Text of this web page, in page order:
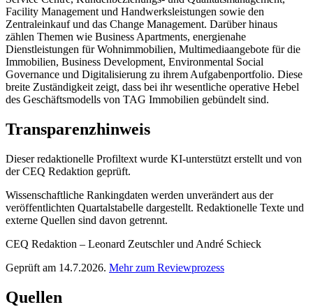
Facility Management und Handwerksleistungen sowie den
Zentraleinkauf und das Change Management. Darüber hinaus
zählen Themen wie Business Apartments, energienahe
Dienstleistungen für Wohnimmobilien, Multimediaangebote für die
Immobilien, Business Development, Environmental Social
Governance und Digitalisierung zu ihrem Aufgabenportfolio. Diese
breite Zuständigkeit zeigt, dass bei ihr wesentliche operative Hebel
des Geschäftsmodells von TAG Immobilien gebündelt sind.
Transparenzhinweis
Dieser redaktionelle Profiltext wurde KI-unterstützt erstellt und von
der CEQ Redaktion geprüft.
Wissenschaftliche Rankingdaten werden unverändert aus der
veröffentlichten Quartalstabelle dargestellt. Redaktionelle Texte und
externe Quellen sind davon getrennt.
CEQ Redaktion – Leonard Zeutschler und André Schieck
Geprüft am 14.7.2026. Mehr zum Reviewprozess
Quellen